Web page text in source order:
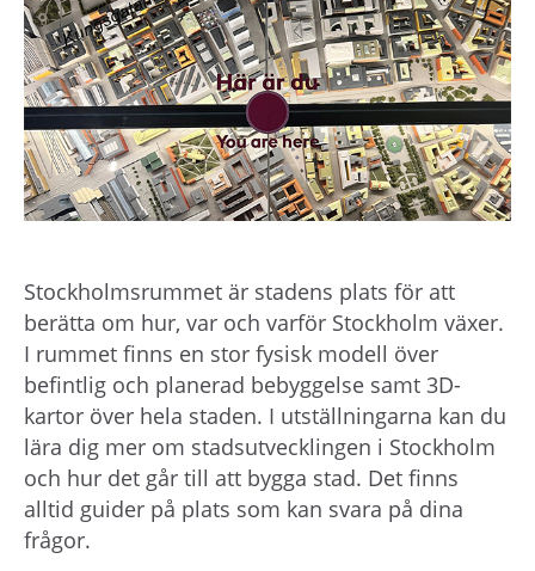
h
å
l
l
e
t
Stockholmsrummet är stadens plats för att
berätta om hur, var och varför Stockholm växer.
I rummet finns en stor fysisk modell över
befintlig och planerad bebyggelse samt 3D-
kartor över hela staden. I utställningarna kan du
lära dig mer om stadsutvecklingen i Stockholm
och hur det går till att bygga stad. Det finns
alltid guider på plats som kan svara på dina
frågor.